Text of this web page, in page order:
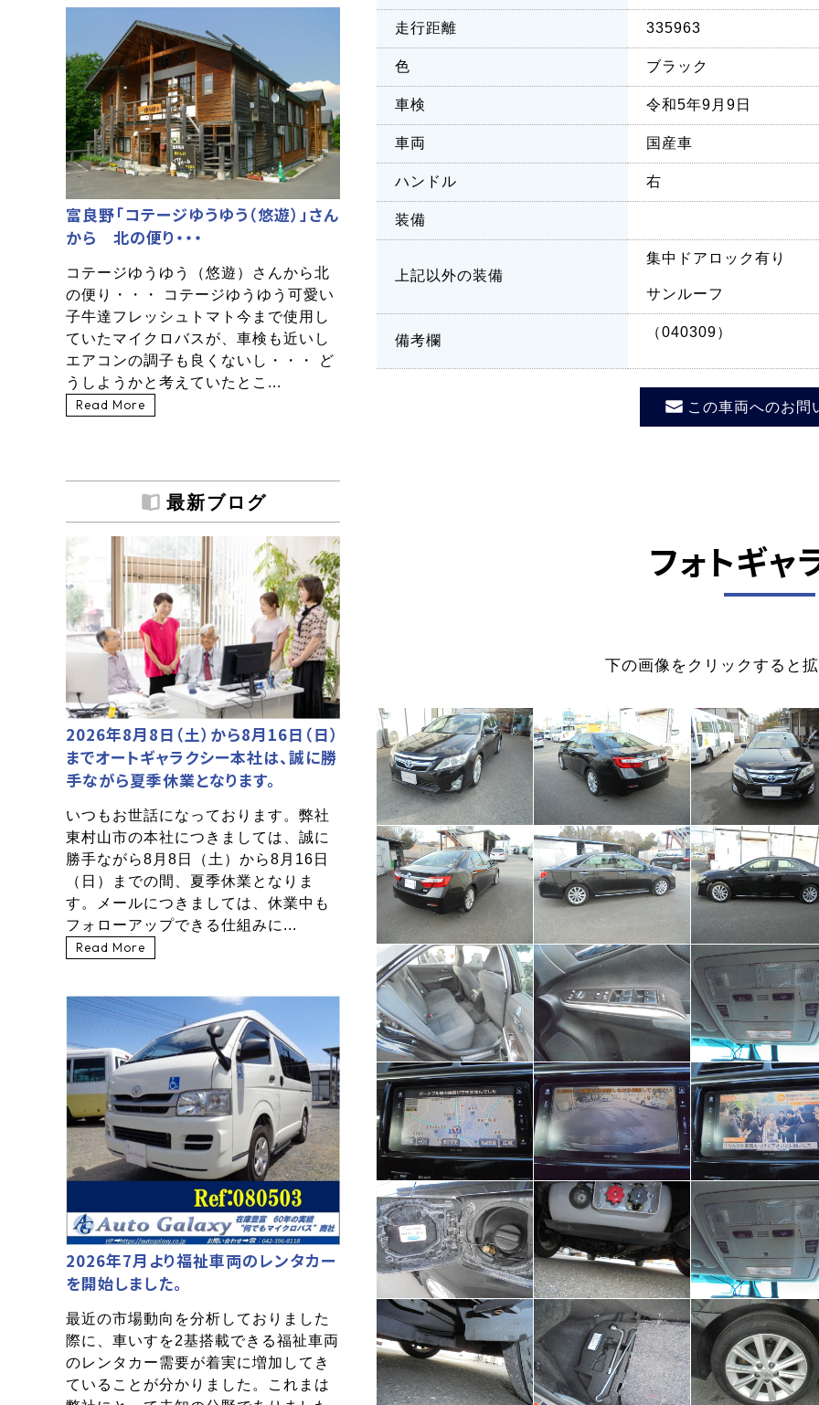
走行距離 335963
色 ブラック
車検 令和5年9月9日
車両 国産車
ハンドル 右
装備
上記以外の装備
集中ドアロック有り
サンルーフ
備考欄
（040309）
この車両へのお問
フォトギャ
下の画像をクリックすると
富良野「コテージゆうゆう（悠遊）」さん
から 北の便り・・・
コテージゆうゆう（悠遊）さんから北
の便り・・・ コテージゆうゆう可愛い
子牛達フレッシュトマト今まで使用し
ていたマイクロバスが、車検も近いし
エアコンの調子も良くないし・・・ ど
うしようかと考えていたとこ...
Read More
最新ブログ
2026年8月8日（土）から8月16日（日）
までオートギャラクシー本社は、誠に勝
手ながら夏季休業となります。
いつもお世話になっております。弊社
東村山市の本社につきましては、誠に
勝手ながら8月8日（土）から8月16日
（日）までの間、夏季休業となりま
す。メールにつきましては、休業中も
フォローアップできる仕組みに...
Read More
2026年7月より福祉車両のレンタカー
を開始しました。
最近の市場動向を分析しておりました
際に、車いすを2基搭載できる福祉車両
のレンタカー需要が着実に増加してき
ていることが分かりました。これまは